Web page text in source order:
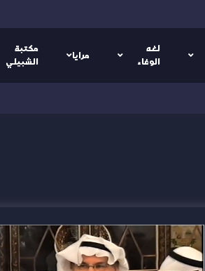
لغه
الوفاء
مرايا
مكتبة
الشبيلي